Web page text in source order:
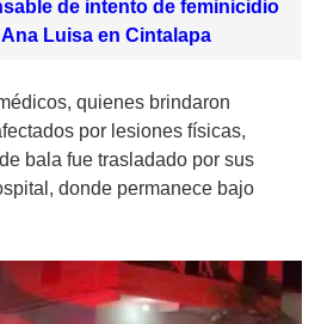
de intento de feminicidio
Luisa en Cintalapa
quienes brindaron
por lesiones físicas,
bala fue trasladado por sus
donde permanece bajo